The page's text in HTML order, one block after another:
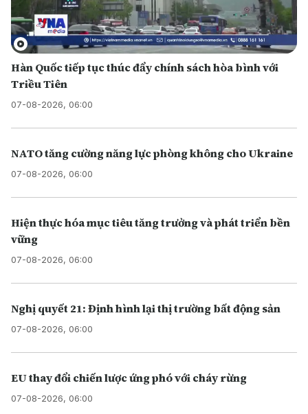
Hàn Quốc tiếp tục thúc đẩy chính sách hòa bình với
Triều Tiên
07-08-2026, 06:00
NATO tăng cường năng lực phòng không cho Ukraine
07-08-2026, 06:00
Hiện thực hóa mục tiêu tăng trưởng và phát triển bền
vững
07-08-2026, 06:00
Nghị quyết 21: Định hình lại thị trường bất động sản
07-08-2026, 06:00
EU thay đổi chiến lược ứng phó với cháy rừng
07-08-2026, 06:00